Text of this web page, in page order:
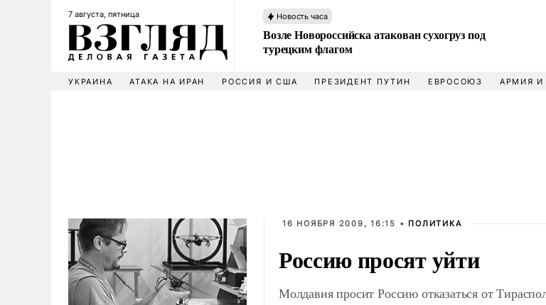
7 августа, пятница Новость часа
Возле Новороссийска атакован сухогруз под
турецким флагом
УКРАИНА АТАКА НА ИРАН РОССИЯ И США ПРЕЗИДЕНТ ПУТИН ЕВРОСОЮЗ АРМИЯ И
16 НОЯБРЯ 2009, 16:15 • ПОЛИТИКА
Россию просят уйти
Молдавия просит Россию отказаться от